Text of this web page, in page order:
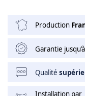
Production
Garantie jusqu’à
Qualité
Installation par